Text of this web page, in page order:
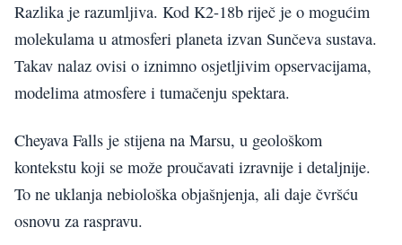
Razlika je razumljiva. Kod K2-18b riječ je o mogućim
molekulama u atmosferi planeta izvan Sunčeva sustava.
Takav nalaz ovisi o iznimno osjetljivim opservacijama,
modelima atmosfere i tumačenju spektara.
Cheyava Falls je stijena na Marsu, u geološkom
kontekstu koji se može proučavati izravnije i detaljnije.
To ne uklanja nebiološka objašnjenja, ali daje čvršću
osnovu za raspravu.